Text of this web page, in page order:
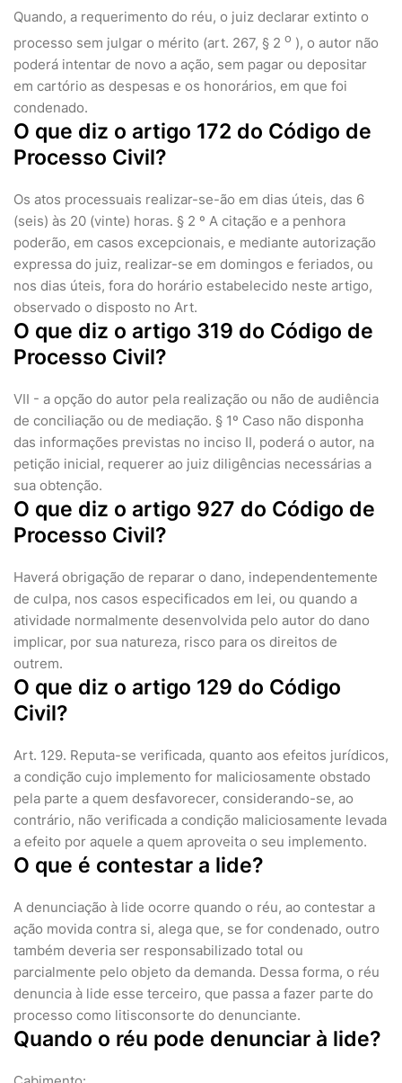
Quando, a requerimento do réu, o juiz declarar extinto o
processo sem julgar o mérito (art. 267, § 2 o ), o autor não
poderá intentar de novo a ação, sem pagar ou depositar
em cartório as despesas e os honorários, em que foi
condenado.
O que diz o artigo 172 do Código de
Processo Civil?
Os atos processuais realizar-se-ão em dias úteis, das 6
(seis) às 20 (vinte) horas. § 2 º A citação e a penhora
poderão, em casos excepcionais, e mediante autorização
expressa do juiz, realizar-se em domingos e feriados, ou
nos dias úteis, fora do horário estabelecido neste artigo,
observado o disposto no Art.
O que diz o artigo 319 do Código de
Processo Civil?
VII - a opção do autor pela realização ou não de audiência
de conciliação ou de mediação. § 1º Caso não disponha
das informações previstas no inciso II, poderá o autor, na
petição inicial, requerer ao juiz diligências necessárias a
sua obtenção.
O que diz o artigo 927 do Código de
Processo Civil?
Haverá obrigação de reparar o dano, independentemente
de culpa, nos casos especificados em lei, ou quando a
atividade normalmente desenvolvida pelo autor do dano
implicar, por sua natureza, risco para os direitos de
outrem.
O que diz o artigo 129 do Código
Civil?
Art. 129. Reputa-se verificada, quanto aos efeitos jurídicos,
a condição cujo implemento for maliciosamente obstado
pela parte a quem desfavorecer, considerando-se, ao
contrário, não verificada a condição maliciosamente levada
a efeito por aquele a quem aproveita o seu implemento.
O que é contestar a lide?
A denunciação à lide ocorre quando o réu, ao contestar a
ação movida contra si, alega que, se for condenado, outro
também deveria ser responsabilizado total ou
parcialmente pelo objeto da demanda. Dessa forma, o réu
denuncia à lide esse terceiro, que passa a fazer parte do
processo como litisconsorte do denunciante.
Quando o réu pode denunciar à lide?